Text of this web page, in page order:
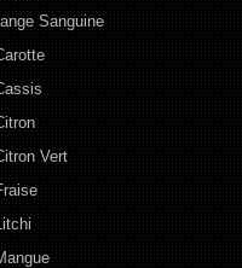
Sanguine
Vert